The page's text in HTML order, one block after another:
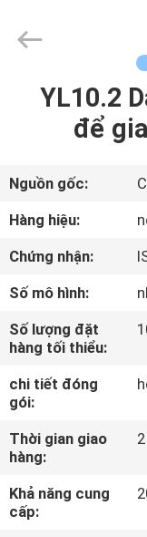
TRANG
CÁC
SẢN
PHẨM
VỀ
CHÚNG
THAM
QUAN
NHÀ
MÁY
Cemented
Carbide
YL10.2
để
Nguồn gốc:
Hàng hiệu:
Chứng nhận:
Số mô hình:
Số lượng đặt
hàng tối thiểu:
chi tiết đóng
gói:
Thời gian giao
hàng:
Khả năng cung
cấp: